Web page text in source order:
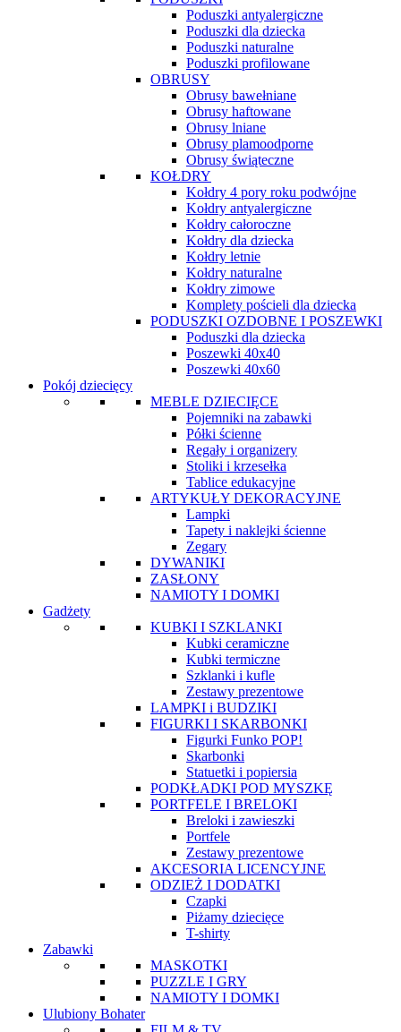
Poduszki antyalergiczne
Poduszki dla dziecka
Poduszki naturalne
Poduszki profilowane
OBRUSY
Obrusy bawełniane
Obrusy haftowane
Obrusy lniane
Obrusy plamoodporne
Obrusy świąteczne
KOŁDRY
Kołdry 4 pory roku podwójne
Kołdry antyalergiczne
Kołdry całoroczne
Kołdry dla dziecka
Kołdry letnie
Kołdry naturalne
Kołdry zimowe
Komplety pościeli dla dziecka
PODUSZKI OZDOBNE I POSZEWKI
Poduszki dla dziecka
Poszewki 40x40
Poszewki 40x60
Pokój dziecięcy
MEBLE DZIECIĘCE
Pojemniki na zabawki
Półki ścienne
Regały i organizery
Stoliki i krzesełka
Tablice edukacyjne
ARTYKUŁY DEKORACYJNE
Lampki
Tapety i naklejki ścienne
Zegary
DYWANIKI
ZASŁONY
NAMIOTY I DOMKI
Gadżety
KUBKI I SZKLANKI
Kubki ceramiczne
Kubki termiczne
Szklanki i kufle
Zestawy prezentowe
LAMPKI i BUDZIKI
FIGURKI I SKARBONKI
Figurki Funko POP!
Skarbonki
Statuetki i popiersia
PODKŁADKI POD MYSZKĘ
PORTFELE I BRELOKI
Breloki i zawieszki
Portfele
Zestawy prezentowe
AKCESORIA LICENCYJNE
ODZIEŻ I DODATKI
Czapki
Piżamy dziecięce
T-shirty
Zabawki
MASKOTKI
PUZZLE I GRY
NAMIOTY I DOMKI
Ulubiony Bohater